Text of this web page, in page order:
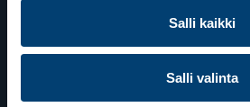
Salli kaikki
Salli valinta
Valimotie 10
00380 Helsinki